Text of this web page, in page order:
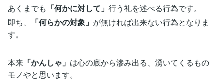
あくまでも 「何かに対して」 行う礼を述べる行為です。
即ち、
「何らかの対象」 が無ければ出来ない行為となりま
す。
本来 「かんしゃ」 は心の底から滲み出る、湧いてくるもの
モノやと思います。